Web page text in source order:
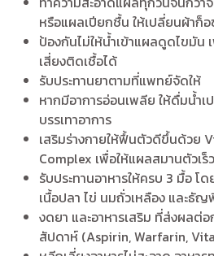
หรือแผลเปียกชื้น ให้เปลี่ยนผ้าก็
ป้องกันไม่ให้น้ำเข้าแผลดูดไขมัน
เสี่ยงติดเชื้อได้
รับประทานยาตามที่แพทย์จัดให้
หากมีอาการอ่อนเพลีย ให้ดื่มน้ำเ
บรรเทาอาการ
เสริมร่างกายให้ฟื้นตัวดีขึ้นด้วย
Complex เพื่อให้แผลสมานตัวเร็
รับประทานอาหารให้ครบ 3 มื้อ โ
เนื้อปลา ไข่ นมถั่วเหลือง และธั
งดยา และอาหารเสริม ที่ส่งผลต่
สัปดาห์ (Aspirin, Warfarin,